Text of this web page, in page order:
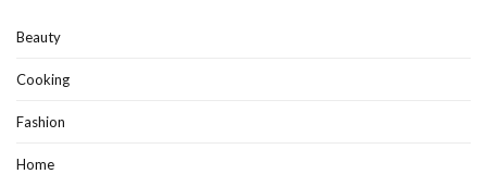
Beauty
Cooking
Fashion
Home